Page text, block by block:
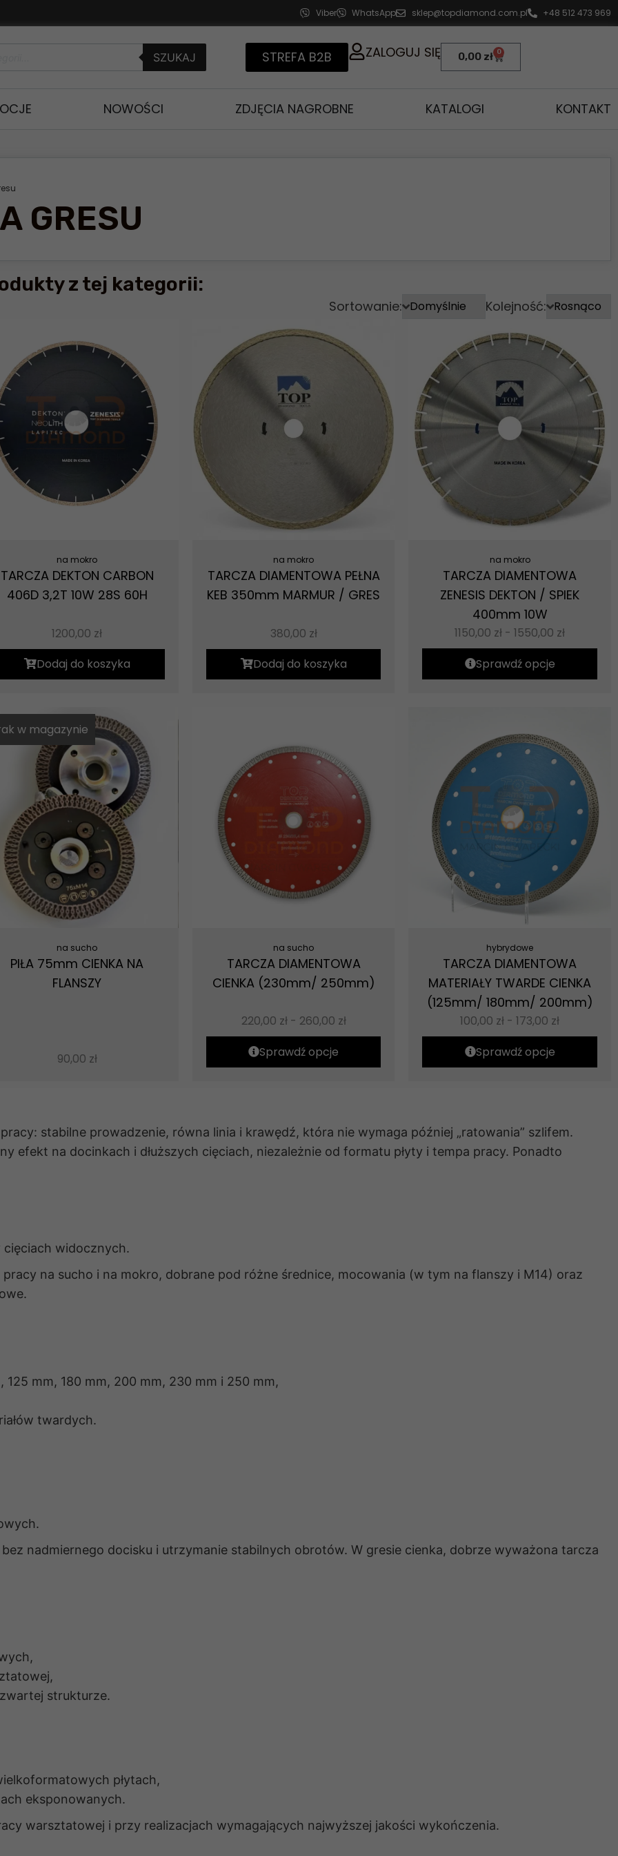
Viber WhatsApp sklep@topdiamond.com.pl +48 512 473 969
SZUKAJ STREFA B2B ZALOGUJ SIĘ 0,00 zł 0
NOWOŚCI ZDJĘCIA NAGROBNE KATALOGI KONTAKT
GRESU
z tej kategorii:
Sortowanie: Kolejność:
na mokro
TARCZA DEKTON CARBON
406D 3,2T 10W 28S 60H
1200,00 zł
Dodaj do koszyka
na mokro
TARCZA DIAMENTOWA PEŁNA
KEB 350mm MARMUR / GRES
380,00 zł
Dodaj do koszyka
na mokro
TARCZA DIAMENTOWA
ZENESIS DEKTON / SPIEK
400mm 10W
1150,00 zł -1550,00 zł
Sprawdź opcje
w magazynie
na sucho
PIŁA 75mm CIENKA NA
FLANSZY
90,00 zł
na sucho
TARCZA DIAMENTOWA
CIENKA (230mm/ 250mm)
220,00 zł - 260,00 zł
Sprawdź opcje
hybrydowe
TARCZA DIAMENTOWA
MATERIAŁY TWARDE CIENKA
(125mm/ 180mm/ 200mm)
100,00 zł -173,00 zł
Sprawdź opcje
stabilne prowadzenie, równa linia i krawędź, która nie wymaga później „ratowania” szlifem.
efekt na docinkach i dłuższych cięciach, niezależnie od formatu płyty i tempa pracy. Ponadto
widocznych.
na sucho i na mokro, dobrane pod różne średnice, mocowania (w tym na flanszy i M14) oraz
mm, 180 mm, 200 mm, 230 mm i 250 mm,
twardych.
nadmiernego docisku i utrzymanie stabilnych obrotów. W gresie cienka, dobrze wyważona tarcza
strukturze.
płytach,
eksponowanych.
warsztatowej i przy realizacjach wymagających najwyższej jakości wykończenia.